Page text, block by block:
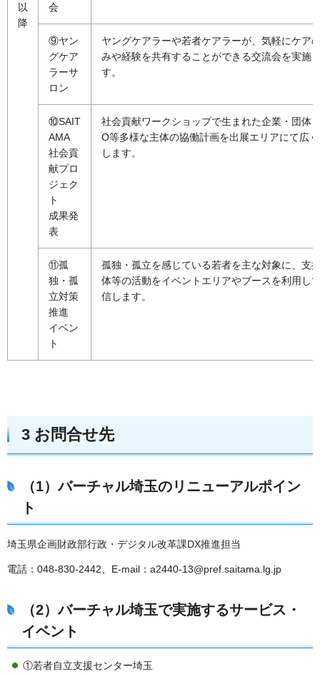
以
降
会
⑨ヤン
グケア
ラーサ
ロン
ヤングケアラーや若者ケアラーが、気軽にケア
みや経験を共有することができる交流会を実施
す。
⑩SAIT
AMA
社会貢
献プロ
ジェク
ト
成果発
表
社会貢献ワークショップで生まれた企業・団体
O等多様な主体の協働計画を出展エリアにて広
します。
⑪孤
独・孤
立対策
推進
イベン
ト
孤独・孤立を感じている若者を主な対象に、支
体等の活動をイベントエリアやブースを利用し
信します。
3 お問合せ先
（1）バーチャル埼玉のリニューアルポイン
ト
埼玉県企画財政部行政・デジタル改革課DX推進担当
電話：048-830-2442、E-mail：a2440-13@pref.saitama.lg.jp
（2）バーチャル埼玉で実施するサービス・
イベント
①若者自立支援センター埼玉